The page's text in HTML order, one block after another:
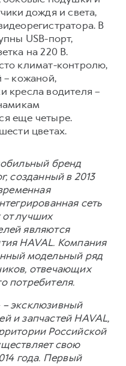
дождя и света,
В
USB-порт,
на 220 В.
климат-контролю,
– кожаной,
кресла водителя –
еще четыре.
цветах.
бренд
созданный в 2013
сеть
лучших
являются
HAVAL. Компания
модельный ряд
отвечающих
потребителя.
эксклюзивный
и запчастей HAVAL,
Российской
свою
года. Первый